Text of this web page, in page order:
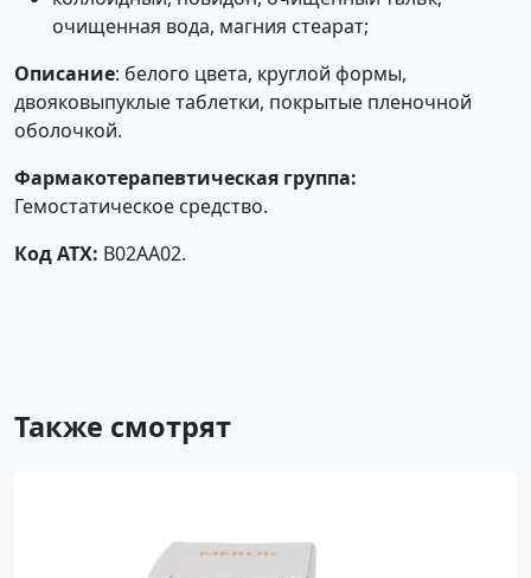
очищенная вода, магния стеарат;
Описание: белого цвета, круглой формы,
двояковыпуклые таблетки, покрытые пленочной
оболочкой.
Фармакотерапевтическая группа:
Гемостатическое средство.
Код АТХ: В02АА02.
Также смотрят